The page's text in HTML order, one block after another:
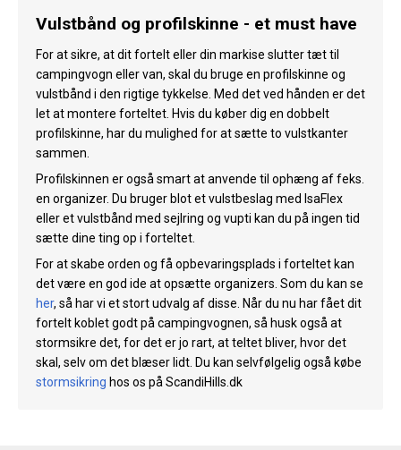
Vulstbånd og profilskinne - et must have
For at sikre, at dit fortelt eller din markise slutter tæt til
campingvogn eller van, skal du bruge en profilskinne og
vulstbånd i den rigtige tykkelse. Med det ved hånden er det
let at montere forteltet. Hvis du køber dig en dobbelt
profilskinne, har du mulighed for at sætte to vulstkanter
sammen.
Profilskinnen er også smart at anvende til ophæng af feks.
en organizer. Du bruger blot et vulstbeslag med IsaFlex
eller et vulstbånd med sejlring og vupti kan du på ingen tid
sætte dine ting op i forteltet.
For at skabe orden og få opbevaringsplads i forteltet kan
det være en god ide at opsætte organizers. Som du kan se
her, så har vi et stort udvalg af disse. Når du nu har fået dit
fortelt koblet godt på campingvognen, så husk også at
stormsikre det, for det er jo rart, at teltet bliver, hvor det
skal, selv om det blæser lidt. Du kan selvfølgelig også købe
stormsikring hos os på ScandiHills.dk